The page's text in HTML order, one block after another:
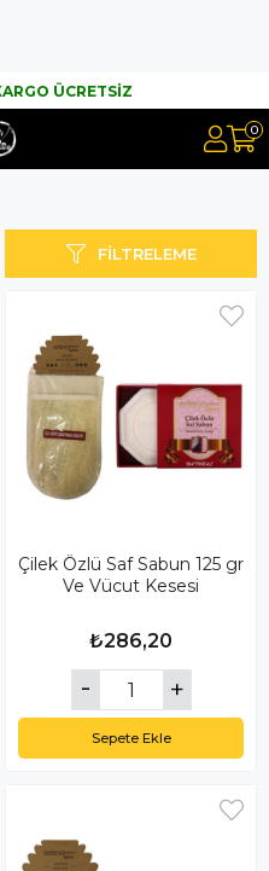
ÜCRETSİZ
0
FILTRELEME
Çilek Özlü Saf Sabun 125 gr
Ve Vücut Kesesi
₺286,20
Sepete Ekle